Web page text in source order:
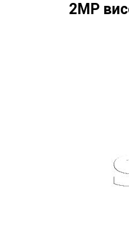
2MP